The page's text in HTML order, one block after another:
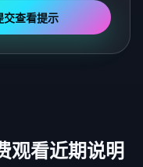
交查看提示
观看近期说明